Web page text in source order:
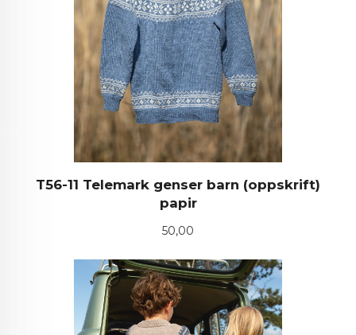
T56-11 Telemark genser barn (oppskrift)
papir
Pris
50,00